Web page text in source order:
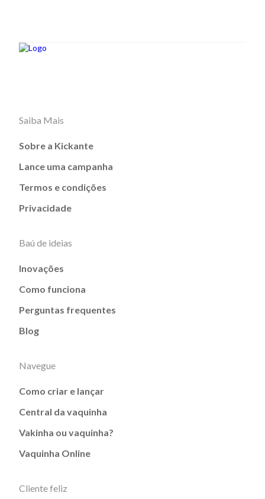
Saiba Mais
Sobre a Kickante
Lance uma campanha
Termos e condições
Privacidade
Baú de ideias
Inovações
Como funciona
Perguntas frequentes
Blog
Navegue
Como criar e lançar
Central da vaquinha
Vakinha ou vaquinha?
Vaquinha Online
Cliente feliz